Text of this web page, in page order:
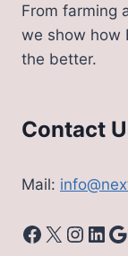
From farming
we show how
the better.
Contact
Mail:
Facebook
X